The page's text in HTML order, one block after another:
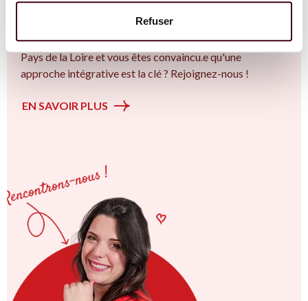
Refuser
l'accompagnement des femmes et des couples sur la
thématique de la fertilité et particulièrement sur le Bien
plus qu’un trouble de la fertilité. Vous êtes à Angers ou en
Pays de la Loire et vous êtes convaincu.e qu'une
approche intégrative est la clé ? Rejoignez-nous !
EN SAVOIR PLUS